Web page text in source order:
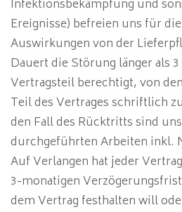
Infektionsbekämpfung und
Ereignisse) befreien uns für
Auswirkungen von der
Dauert die Störung länger als
Vertragsteil berechtigt, von
Teil des Vertrages schriftlich
den Fall des Rücktritts sind
durchgeführten Arbeiten inkl.
Auf Verlangen hat jeder
3-monatigen
dem Vertrag festhalten will